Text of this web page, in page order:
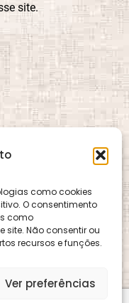
como cookies
O consentimento
como
site. Não consentir ou
recursos e funções.
Ver preferências
site.
site